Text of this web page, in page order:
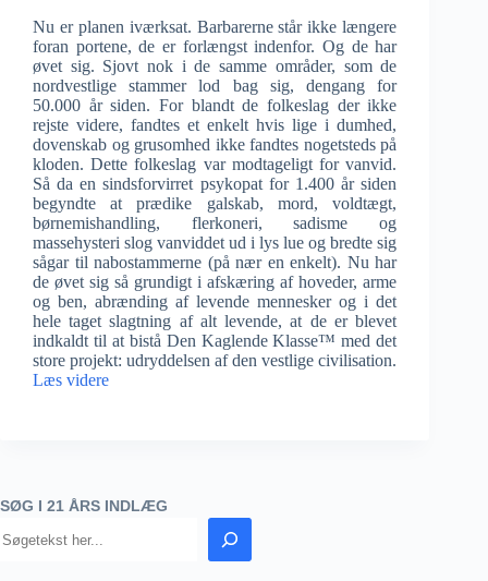
Nu er planen iværksat. Barbarerne står ikke længere
foran portene, de er forlængst indenfor. Og de har
øvet sig. Sjovt nok i de samme områder, som de
nordvestlige stammer lod bag sig, dengang for
50.000 år siden. For blandt de folkeslag der ikke
rejste videre, fandtes et enkelt hvis lige i dumhed,
dovenskab og grusomhed ikke fandtes nogetsteds på
kloden. Dette folkeslag var modtageligt for vanvid.
Så da en sindsforvirret psykopat for 1.400 år siden
begyndte at prædike galskab, mord, voldtægt,
børnemishandling, flerkoneri, sadisme og
massehysteri slog vanviddet ud i lys lue og bredte sig
sågar til nabostammerne (på nær en enkelt). Nu har
de øvet sig så grundigt i afskæring af hoveder, arme
og ben, abrænding af levende mennesker og i det
hele taget slagtning af alt levende, at de er blevet
indkaldt til at bistå Den Kaglende Klasse™ med det
store projekt: udryddelsen af den vestlige civilisation.
Læs videre
SØG I 21 ÅRS INDLÆG